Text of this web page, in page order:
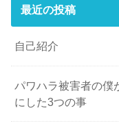
最近の投稿
自己紹介
パワハラ被害者の僕
にした3つの事